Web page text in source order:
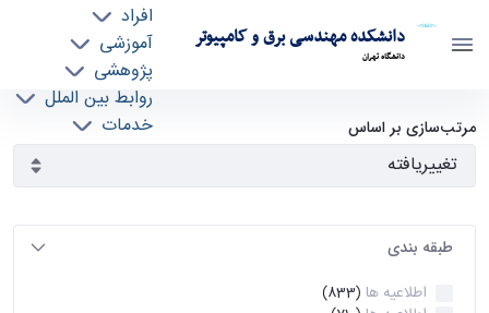
دانشکده مهندسی برق و کامپیوتر
دانشگاه تهران
افراد
آموزشی
پژوهشی
روابط بین الملل
خدمات
آرشیو اطلاعیه ها - ece- دانشکده مهندسی برق و
کامپیوتر
مرتب‌سازی بر اساس
طبقه بندی
اطلاعیه ها (833)